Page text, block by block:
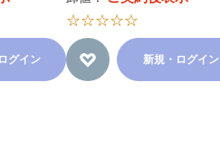
グイン
☆☆☆☆☆
新規・ログイン